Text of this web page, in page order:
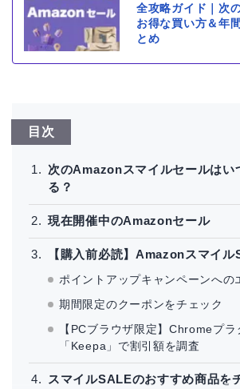
全攻略ガイド｜次
お得な買い方＆年
とめ
目次
次のAmazonスマイルセールはい
る？
現在開催中のAmazonセール
【購入前必読】Amazonスマイ
ポイントアップキャンペーンへの
期間限定のクーポンをチェック
【PCブラウザ限定】Chromeプラ
「Keepa」で割引額を調査
スマイルSALEのおすすめ商品を